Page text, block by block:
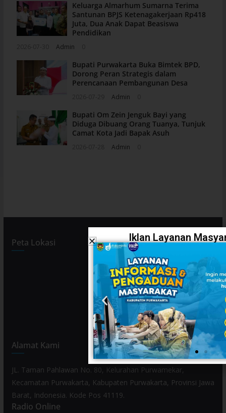
Keluarga Almarhum Sumarna Terima
Santunan BPJS Ketenagakerjaan Rp418
Juta, Dua Anak Dapat Beasiswa
Pendidikan
Admin
Bupati Purwakarta Buka Bimtek BPD,
Dorong Peran Strategis dalam
Perencanaan Pembangunan Desa
Admin
Bupati Om Zein Jenguk Bayi yang
Diduga Dibuang Orang Tuanya, Tunjuk
Camat Kota Jadi Bapak Asuh
Admin
Peta Lokasi
Alamat Kami
JL. Taman Pahlawan No. 80, Kelurahan Purwamekar,
Kecamatan Purwakarta, Kabupaten Purwakarta, Provinsi Jawa
Barat, Indonesia. Kode Pos 41119.
Radio Online
Iklan Layanan